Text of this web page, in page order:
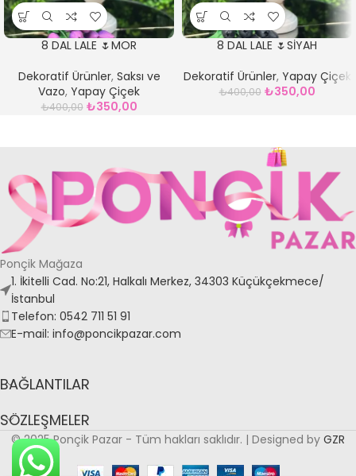
8 DAL LALE 🌷MOR
Dekoratif Ürünler, Saksı ve
Vazo, Yapay Çiçek
₺400,00 ₺350,00
8 DAL LALE 🌷SİYAH
Dekoratif Ürünler, Yapay Çiçek
₺400,00 ₺350,00
Ponçik Mağaza
1. İkitelli Cad. No:21, Halkalı Merkez, 34303 Küçükçekmece/
İstanbul
Telefon: 0542 711 51 91
E-mail: info@poncikpazar.com
BAĞLANTILAR
SÖZLEŞMELER
© 2025 Ponçik Pazar - Tüm hakları saklıdır. | Designed by GZR